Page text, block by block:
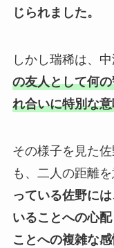
じられました。
しかし瑞稀は、
の友人として何
れ合いに特別な
その様子を見た
も、二人の距離を
っている佐野に
いることへの心
ことへの複雑な